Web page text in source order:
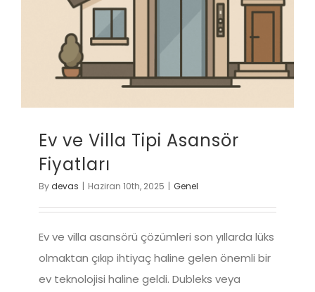
Ev ve Villa Tipi Asansör
Fiyatları
Bydevas | Haziran 10th, 2025 | Genel
Ev ve villa asansörü çözümleri son yıllarda lüks
olmaktan çıkıp ihtiyaç haline gelen önemli bir
ev teknolojisi haline geldi. Dubleks veya